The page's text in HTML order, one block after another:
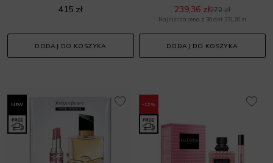
415 zł
DODAJ DO KOSZYKA
239,36 zł272 zł
Najniższa cena z 30 dni: 231,20 zł
DODAJ DO KOSZYKA
NEW -12%